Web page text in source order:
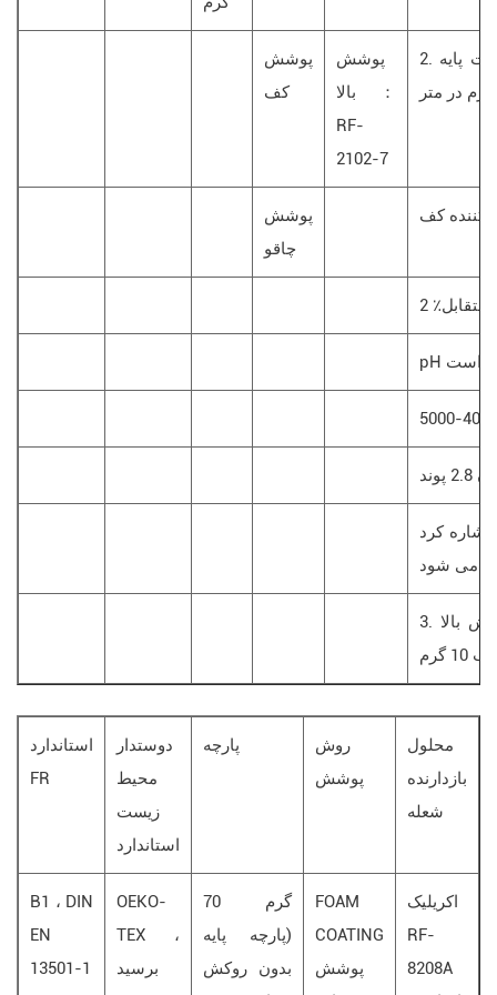
پوشش
کف
پوشش
بالا ：
RF-
2102-7
2. کت پایه coat کت کف ، مقدار چسب 40
پوشش
چاقو
2
اشاره کرد time زمان هم زدن نباید زیاد باشد
3. پوشش بالا ： RF-2102-7 ، کت چاقو ،
گرم
استاندارد
FR
دوستدار
محیط
زیست
استاندارد
پارچه
روش
پوشش
محلول
بازدارنده
شعله
B1 ، DIN
EN
13501-1
OEKO-
TEX ،
برسید
70 گرم
(پارچه پایه
بدون روکش
FOAM
COATING
پوشش
اکریلیک
RF-
8208A